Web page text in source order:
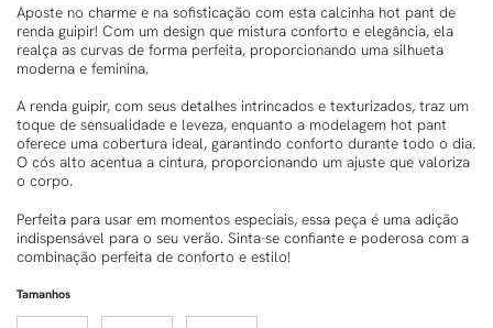
Aposte no charme e na sofisticação com esta calcinha hot pant de
renda guipir! Com um design que mistura conforto e elegância, ela
realça as curvas de forma perfeita, proporcionando uma silhueta
moderna e feminina.
A renda guipir, com seus detalhes intrincados e texturizados, traz um
toque de sensualidade e leveza, enquanto a modelagem hot pant
oferece uma cobertura ideal, garantindo conforto durante todo o dia.
O cós alto acentua a cintura, proporcionando um ajuste que valoriza
o corpo.
Perfeita para usar em momentos especiais, essa peça é uma adição
indispensável para o seu verão. Sinta-se confiante e poderosa com a
combinação perfeita de conforto e estilo!
Tamanhos